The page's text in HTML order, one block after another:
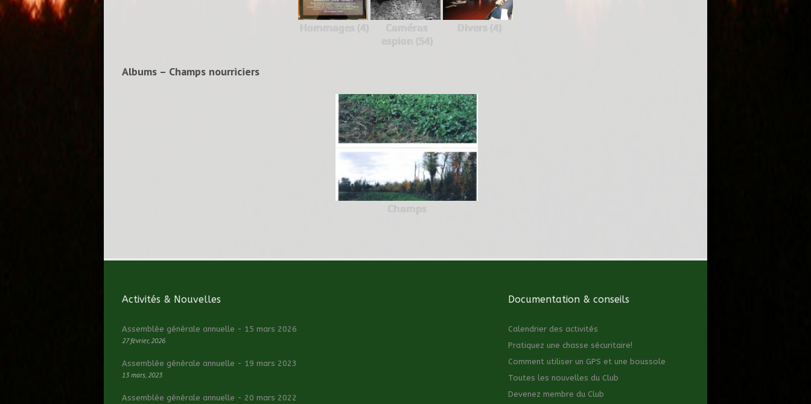
Hommages (4)
Caméras
espion (54)
Divers (4)
Albums – Champs nourriciers
Champs
Activités & Nouvelles
Assemblée générale annuelle - 15 mars 2026
27 février, 2026
Assemblée générale annuelle - 19 mars 2023
13 mars, 2023
Assemblée générale annuelle - 20 mars 2022
Documentation & conseils
Calendrier des activités
Pratiquez une chasse sécuritaire!
Comment utiliser un GPS et une boussole
Toutes les nouvelles du Club
Devenez membre du Club